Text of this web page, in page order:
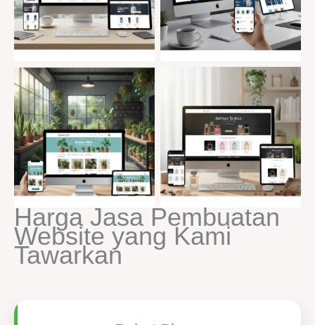
Harga Jasa Pembuatan
Website yang Kami
Tawarkan